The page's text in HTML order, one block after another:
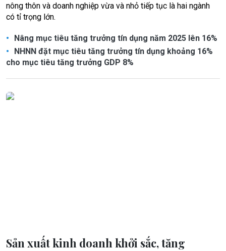
nông thôn và doanh nghiệp vừa và nhỏ tiếp tục là hai ngành
có tỉ trọng lớn.
Nâng mục tiêu tăng trưởng tín dụng năm 2025 lên 16%
NHNN đặt mục tiêu tăng trưởng tín dụng khoảng 16%
cho mục tiêu tăng trưởng GDP 8%
Sản xuất kinh doanh khởi sắc, tăng